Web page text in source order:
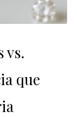
vs.
que